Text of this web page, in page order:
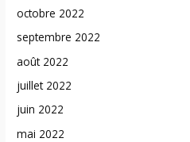
octobre 2022
septembre 2022
août 2022
juillet 2022
juin 2022
mai 2022